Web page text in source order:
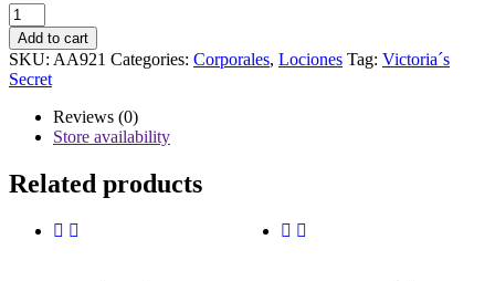
Victoria's
Secret
-
Spiced
Vanilla
quantity
Add to cart
SKU: AA921 Categories: Corporales, Lociones Tag: Victoria´s
Secret
Reviews (0)
Store availability
Related products